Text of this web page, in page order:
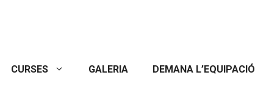
CURSES GALERIA DEMANA L’EQUIPACIÓ